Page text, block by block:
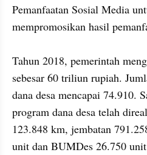
Pemanfaatan Sosial Media
mempromosikan hasil
Tahun 2018, pemerintah
sebesar 60 triliun rupiah.
dana desa mencapai 74.910.
program dana desa telah
123.848 km, jembatan
unit dan BUMDes 26.750